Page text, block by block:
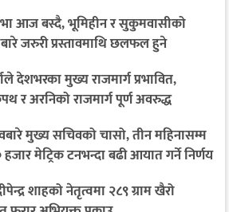
आज बस्दै, भूमिहीन र सुकुमवासीको
जरुरी प्रस्तावमाथि छलफल हुने
देशभरका मुख्य राजमार्ग प्रभावित,
र अरनिको राजमार्ग पूर्ण अवरुद्ध
मुख्य सचिवको चासो, तीन महिनासम्म
मेट्रिक टनभन्दा बढी आयात गर्ने निर्णय
शाहको नेतृत्वमा २८९ ग्राम खैरो